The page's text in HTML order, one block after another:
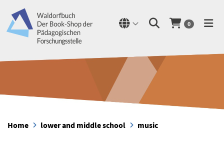
0
Home lower and middle school music